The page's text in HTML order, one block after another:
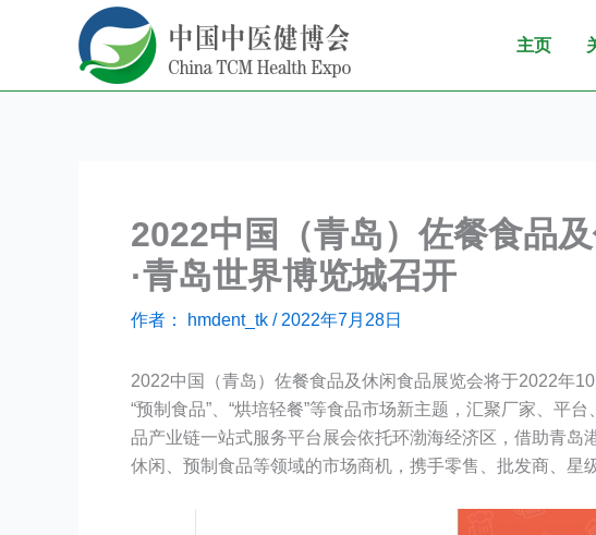
容
主页
2022中国（青岛）佐餐食品
·青岛世界博览城召开
作者： hmdent_tk / 2022年7月28日
2022中国（青岛）佐餐食品及休闲食品展览会将于2022年
“预制食品”、“烘培轻餐”等食品市场新主题，汇聚厂家、平
品产业链一站式服务平台展会依托环渤海经济区，借助青岛
休闲、预制食品等领域的市场商机，携手零售、批发商、星